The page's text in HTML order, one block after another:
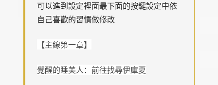
可以進到設定裡面最下面的按鍵設定中依
自己喜歡的習慣做修改
【主線第一章】
覺醒的睡美人：前往找尋伊庫夏